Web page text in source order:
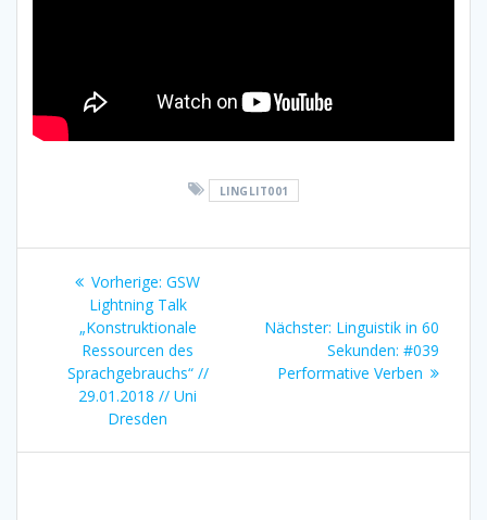
LINGLIT001
Beitragsnavigation
Vorherige: Vorheriger
Beitrag:
GSW
Lightning Talk
„Konstruktionale
Ressourcen des
Sprachgebrauchs“ //
29.01.2018 // Uni
Dresden
Nächster: Nächster
Beitrag:
Linguistik in 60
Sekunden: #039
Performative Verben